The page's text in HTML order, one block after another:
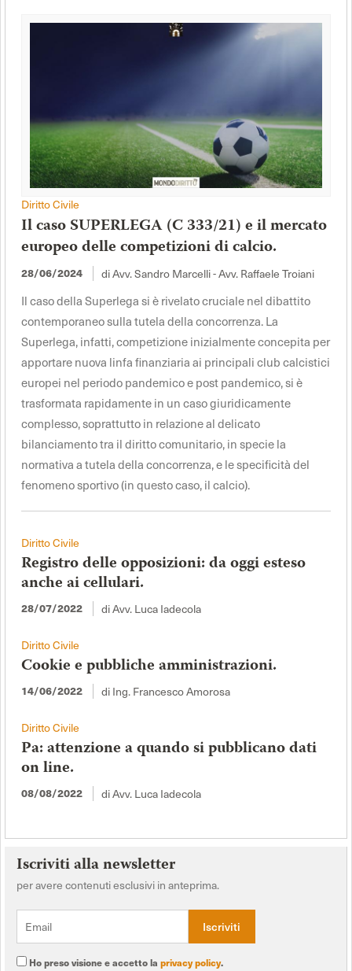
Diritto Civile
Il caso SUPERLEGA (C 333/21) e il mercato
europeo delle competizioni di calcio.
28/06/2024 di Avv. Sandro Marcelli - Avv. Raffaele Troiani
Il caso della Superlega si è rivelato cruciale nel dibattito
contemporaneo sulla tutela della concorrenza. La
Superlega, infatti, competizione inizialmente concepita per
apportare nuova linfa finanziaria ai principali club calcistici
europei nel periodo pandemico e post pandemico, si è
trasformata rapidamente in un caso giuridicamente
complesso, soprattutto in relazione al delicato
bilanciamento tra il diritto comunitario, in specie la
normativa a tutela della concorrenza, e le specificità del
fenomeno sportivo (in questo caso, il calcio).
Diritto Civile
Registro delle opposizioni: da oggi esteso
anche ai cellulari.
28/07/2022 di Avv. Luca Iadecola
Diritto Civile
Cookie e pubbliche amministrazioni.
14/06/2022 di Ing. Francesco Amorosa
Diritto Civile
Pa: attenzione a quando si pubblicano dati
on line.
08/08/2022 di Avv. Luca Iadecola
Iscriviti alla newsletter
per avere contenuti esclusivi in anteprima.
Ho preso visione e accetto la privacy policy.